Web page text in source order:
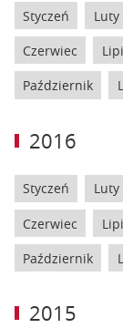
Styczeń Luty
Czerwiec
Październik
2016
Styczeń Luty
Czerwiec
Październik
2015